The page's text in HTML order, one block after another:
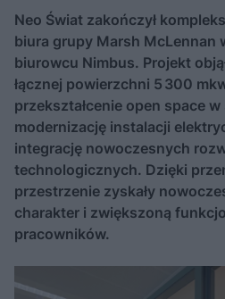
Neo Świat zakończył
biura grupy Marsh McLennan
biurowcu Nimbus. Projekt
łącznej powierzchni 5 300
przekształcenie open space
modernizację instalacji
integrację nowoczesnych
technologicznych. Dzięki
przestrzenie zyskały
charakter i zwiększoną
pracowników.